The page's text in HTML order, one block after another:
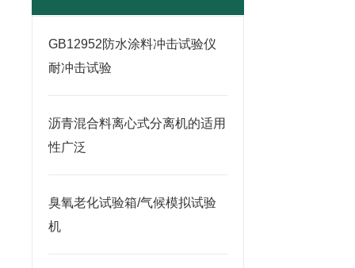
GB12952防水涂料冲击试验仪
耐冲击试验
沥青混合料离心式分离机的适用
性广泛
臭氧老化试验箱/气候模拟试验
机